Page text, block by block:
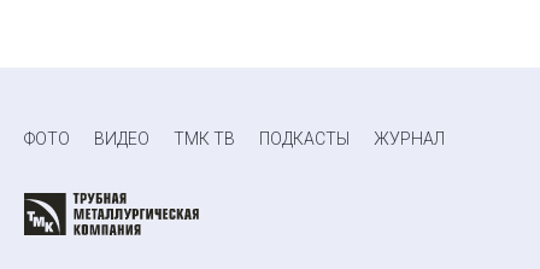
ФОТО ВИДЕО ТМК ТВ ПОДКАСТЫ ЖУРНАЛ